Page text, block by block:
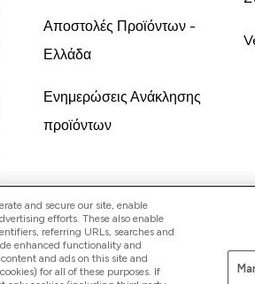
Αποστολές Προϊόντων -
Ελλάδα
Ενημερώσεις Ανάκλησης
προϊόντων
and secure our site, enable
efforts. These also enable
referring URLs, searches and
enhanced functionality and
and ads on this site and
for all of these purposes. If